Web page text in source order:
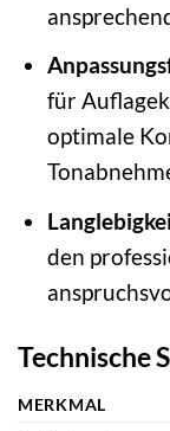
für
optimale
den
Technische
MERKMAL